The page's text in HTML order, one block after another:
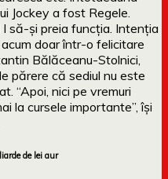
Jockey a fost Regele.
să-și preia funcția. Intenția
doar într-o felicitare
Bălăceanu-Stolnici,
părere că sediul nu este
“Apoi, nici pe vremuri
la cursele importante”, își
de lei aur